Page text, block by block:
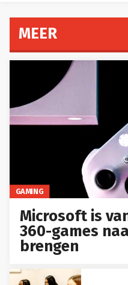
MEER
GAMING
Microsoft is
360-games
brengen